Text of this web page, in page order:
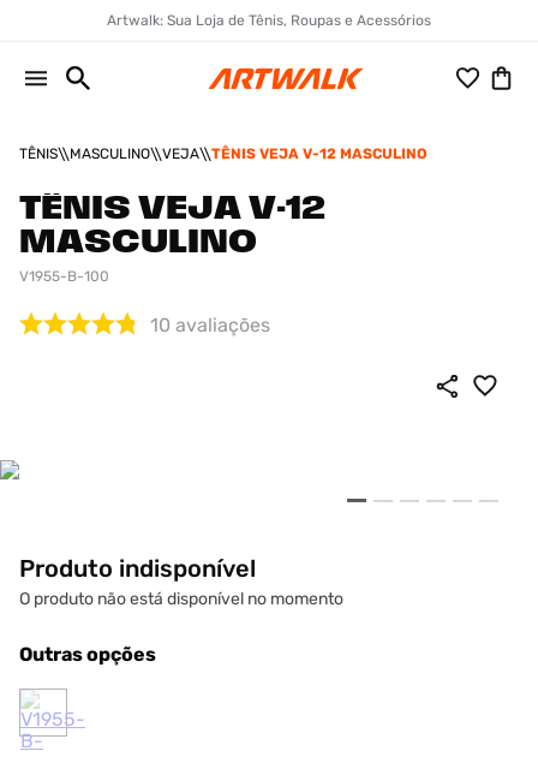
Artwalk: Sua Loja de Tênis, Roupas e Acessórios
TÊNIS MASCULINO VEJA TÊNIS VEJA V-12 MASCULINO
TÊNIS VEJA V-12
MASCULINO
V1955-B-100
10 avaliações
Produto indisponível
O produto não está disponível no momento
Outras opções